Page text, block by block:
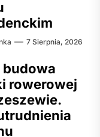
7 Sierpnia, 2026
budowa
rowerowej